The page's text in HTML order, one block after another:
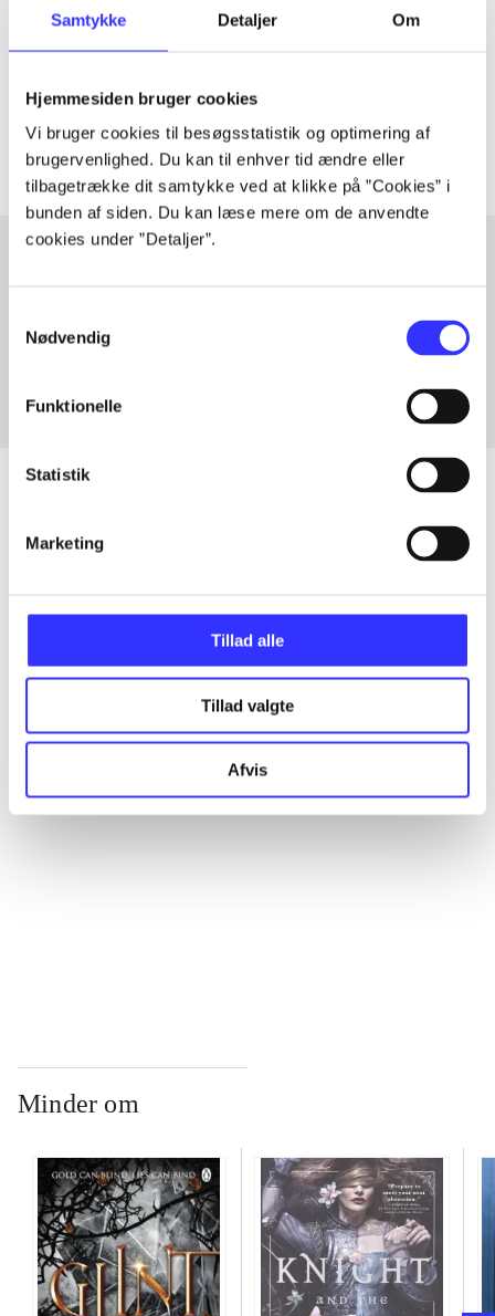
Samtykke Detaljer Om
Hjemmesiden bruger cookies
Vi bruger cookies til besøgsstatistik og optimering af
brugervenlighed. Du kan til enhver tid ændre eller
tilbagetrække dit samtykke ved at klikke på ”Cookies” i
bunden af siden. Du kan læse mere om de anvendte
cookies under ”Detaljer”.
Nødvendig
Funktionelle
Statistik
Marketing
Tillad alle
Tillad valgte
Afvis
lorem ipsum dolor sit amet ...
Artiklerne i handler ofte om
Fra
Artikler
...
Minder om